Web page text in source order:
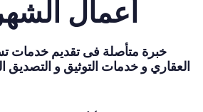
أعمال
خبرة متأصلة فى تقديم خدمات
العقاري و خدمات التوثيق و التصديق